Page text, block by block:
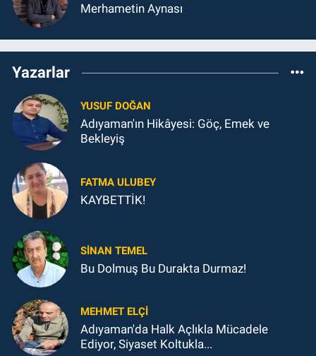
Merhametin Aynası
Yazarlar
YUSUF DOĞAN
Adıyaman'ın Hikâyesi: Göç, Emek ve
Bekleyiş
FATMA ULUBEY
KAYBETTİK!
SINAN TEMEL
Bu Dolmuş Bu Durakta Durmaz!
MEHMET ELÇI
Adıyaman'da Halk Açlıkla Mücadele
Ediyor, Siyaset Koltukla...